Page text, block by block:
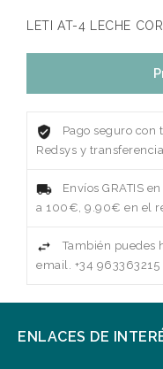
LETI AT-4 LECHE
Pago seguro
Redsys y
Envíos GRATIS
a 100€, 9.90€ en el
También puedes
email. +34
ENLACES DE